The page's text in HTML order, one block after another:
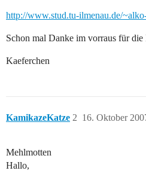
http://www.stud.tu-ilmenau.de/
Schon mal Danke im vorraus für
Kaeferchen
KamikazeKatze 16. Oktober
2
Mehlmotten
Hallo,